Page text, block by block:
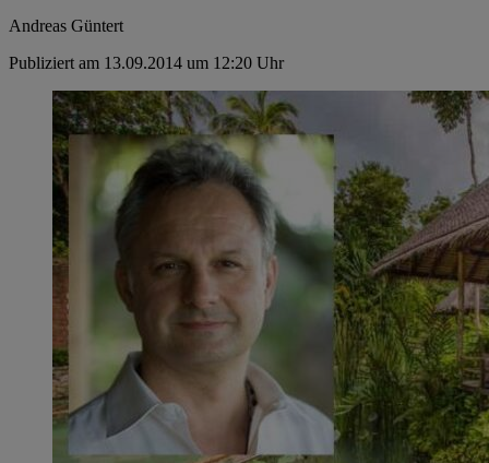
Andreas Güntert
Publiziert am 13.09.2014 um 12:20 Uhr